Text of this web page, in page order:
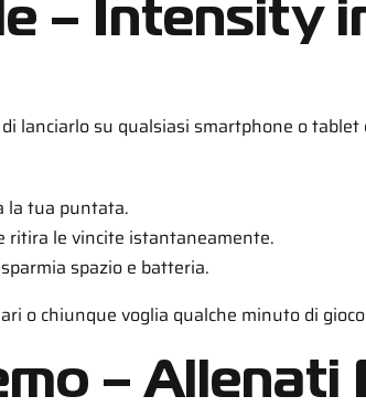
– Intensity
lanciarlo su qualsiasi smartphone o
la tua puntata.
ritira le vincite istantaneamente.
spazio e batteria.
o chiunque voglia qualche minuto di
– Allenati